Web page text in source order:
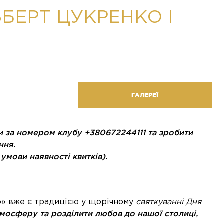
ЦУКРЕНКО І
ГАЛЕРЕЇ
номером клубу +380672244111 та зробити
наявності квитків).
вже є традицією у щорічному святкуванні Дня
та розділити любов до нашої столиці,